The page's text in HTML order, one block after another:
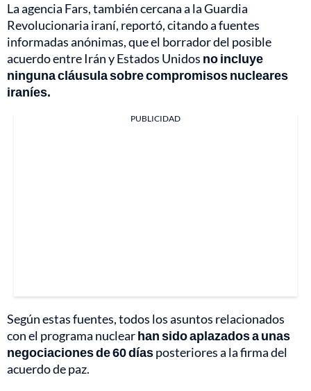
La agencia Fars, también cercana a la Guardia
Revolucionaria iraní, reportó, citando a fuentes
informadas anónimas, que el borrador del posible
acuerdo entre Irán y Estados Unidos no incluye
ninguna cláusula sobre compromisos nucleares
iraníes.
PUBLICIDAD
Según estas fuentes, todos los asuntos relacionados
con el programa nuclearhan sido aplazados a unas
negociaciones de 60 díasposteriores a la firma del
acuerdo de paz.